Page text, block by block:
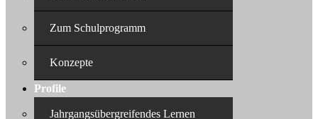
Zum Schulprogramm
Konzepte
Profile
Jahrgangsübergreifendes Lernen